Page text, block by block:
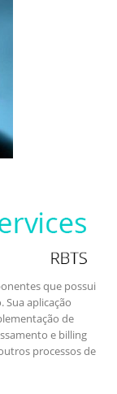
que possui
aplicação
de
e billing
processos de